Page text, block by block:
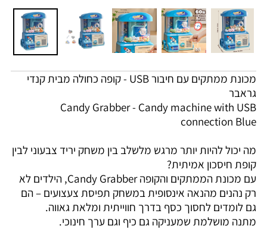
מכונת ממתקים עם חיבור USB - קופה כחולה מבית קנדי
גראבר
Candy Grabber - Candy machine with USB
connection Blue
מה יכול להיות יותר מרגש מלשלב בין משחק יריד צבעוני לבין
קופת חיסכון אמיתית?
עם מכונת הממתקים והקופה Candy Grabber, הילדים לא
רק נהנים מהנאה אינסופית במשחק תפיסת צעצועים – הם
גם לומדים לחסוך כסף בדרך חווייתית ומלאת גאווה.
מתנה מושלמת שמעניקה גם כיף וגם ערך חינוכי.